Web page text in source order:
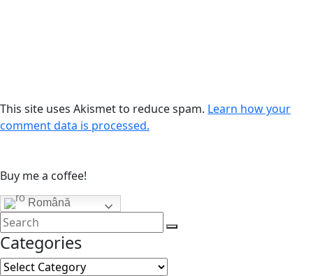
This site uses Akismet to reduce spam. Learn how your
comment data is processed.
Buy me a coffee!
Română
Categories
Categories